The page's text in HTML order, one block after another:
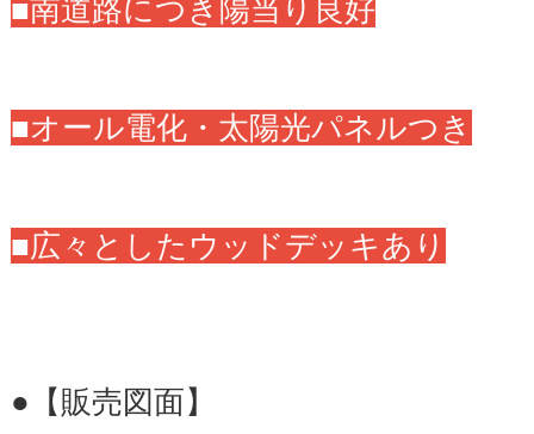
■南道路につき陽当り良好
■オール電化・太陽光パネルつき
■広々としたウッドデッキあり
●【販売図面】